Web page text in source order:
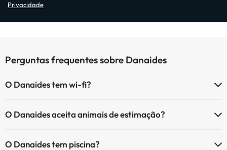
Privacidade
Perguntas frequentes sobre Danaides
O Danaides tem wi-fi?
O Danaides aceita animais de estimação?
O Danaides tem piscina?